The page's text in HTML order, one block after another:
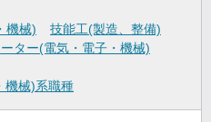
機械)
技能工(製造、整備)
ター(電気・電子・機械)
機械)系職種